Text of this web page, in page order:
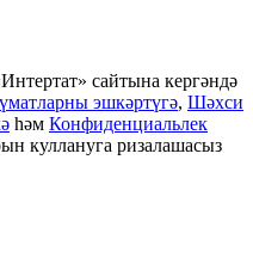
сайтына кергәндә
эшкәртүгә, Шәхси
һәм Конфиденциальлек
куллануга ризалашасыз